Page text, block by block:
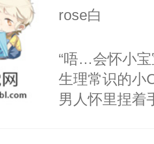
郁白的下巴将
人压在马棚闷
狂，“你跑不
亲一亲你。
外的价钱。”
男人的身份
攥住脚腕。男
砚，你没有选
在这里……”容
rose白
“唔…会怀小
生理常识的小
男人怀里捏着